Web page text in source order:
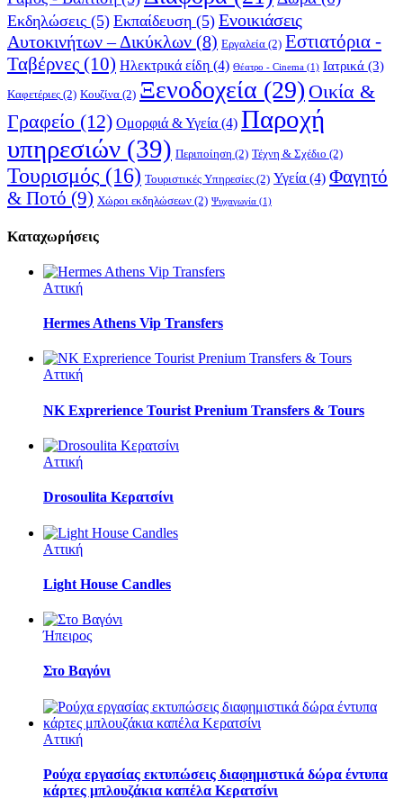
Εκδηλώσεις (5) Εκπαίδευση (5) Ενοικιάσεις
Αυτοκινήτων – Δικύκλων (8) Εργαλεία (2) Εστιατόρια -
Ταβέρνες (10) Ηλεκτρικά είδη (4) Θέατρο - Cinema (1) Ιατρικά (3)
Καφετέριες (2) Κουζίνα (2) Ξενοδοχεία (29) Οικία &
Γραφείο (12) Ομορφιά & Υγεία (4) Παροχή
υπηρεσιών (39) Περιποίηση (2) Τέχνη & Σχέδιο (2)
Τουρισμός (16) Τουριστικές Υπηρεσίες (2) Υγεία (4) Φαγητό
& Ποτό (9) Χώροι εκδηλώσεων (2) Ψυχαγωγία (1)
Καταχωρήσεις
Αττική
Hermes Athens Vip Transfers
Αττική
NK Exprerience Tourist Prenium Transfers & Tours
Αττική
Drosoulita Κερατσίνι
Αττική
Light House Candles
Ήπειρος
Στο Βαγόνι
Αττική
Ρούχα εργασίας εκτυπώσεις διαφημιστικά δώρα έντυπα
κάρτες μπλουζάκια καπέλα Κερατσίνι